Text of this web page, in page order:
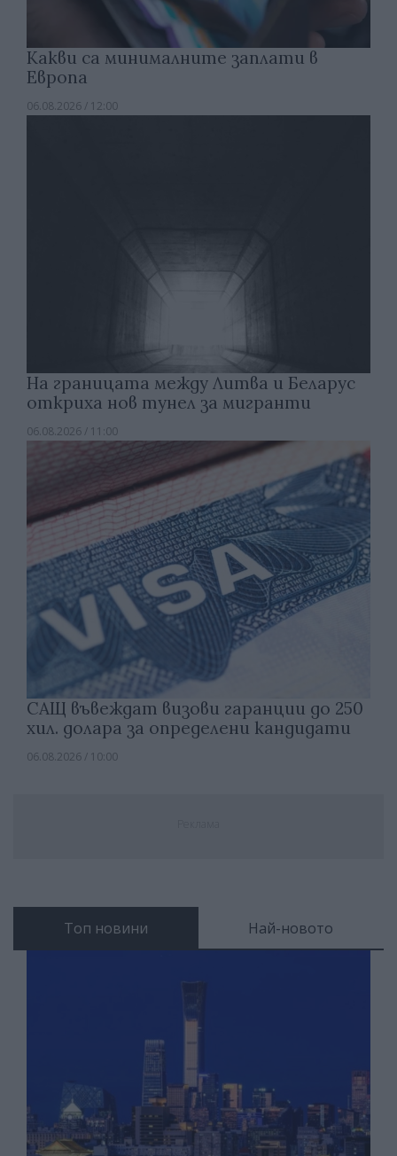
Какви са минималните заплати в
Европа
06.08.2026 / 12:00
На границата между Литва и Беларус
откриха нов тунел за мигранти
06.08.2026 / 11:00
САЩ въвеждат визови гаранции до 250
хил. долара за определени кандидати
06.08.2026 / 10:00
Топ новини Най-новото